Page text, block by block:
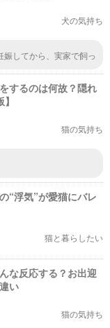
犬の気持ち
してから、実家で飼っ
するのは何故？隠れ
猫の気持ち
“浮気”が愛猫にバレ
猫と暮らしたい
な反応する？お出迎
い
猫の気持ち